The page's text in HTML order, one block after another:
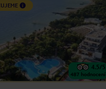
4.5/5
487 hodnocení